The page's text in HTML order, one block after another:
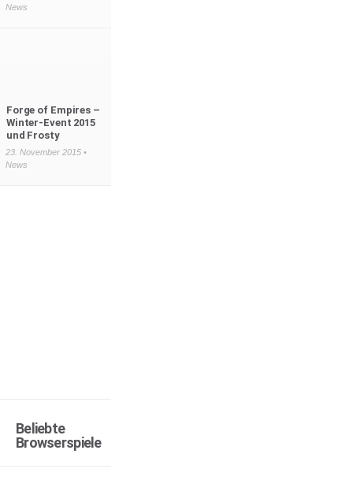
News
Forge of Empires –
Winter-Event 2015
und Frosty
23. November 2015 •
News
Beliebte
Browserspiele